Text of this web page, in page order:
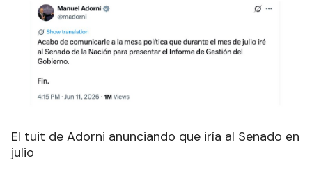
El tuit de Adorni anunciando que iría al Senado en
julio